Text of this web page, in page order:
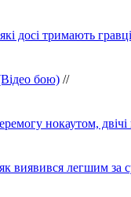
досі тримають
бою) //
нокаутом,
виявився легшим за